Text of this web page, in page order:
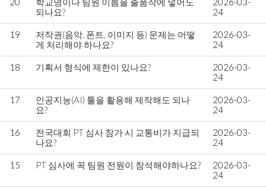
되나요?
24
19
저작권(음악, 폰트, 이미지 등) 문제는 어떻
게 처리해야 하나요?
2026-03-
24
18 기획서 형식에 제한이 있나요?
2026-03-
24
17
인공지능(AI) 툴을 활용해 제작해도 되나
요?
2026-03-
24
16
전국대회 PT 심사 참가 시 교통비가 지급되
나요?
2026-03-
24
15 PT 심사에 꼭 팀원 전원이 참석해야하나요?
2026-03-
24